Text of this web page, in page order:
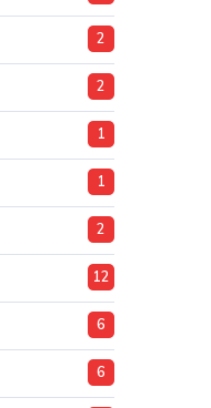
2
2
1
1
2
12
6
6